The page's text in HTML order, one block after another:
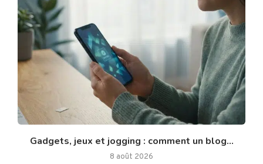
Gadgets, jeux et jogging : comment un blog...
8 août 2026